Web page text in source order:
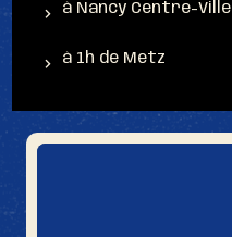
à Nancy Centre-Ville
à 1h de Metz